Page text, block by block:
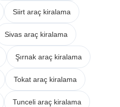
Siirt araç kiralama
Sivas araç kiralama
Şırnak araç kiralama
Tokat araç kiralama
Tunceli araç kiralama